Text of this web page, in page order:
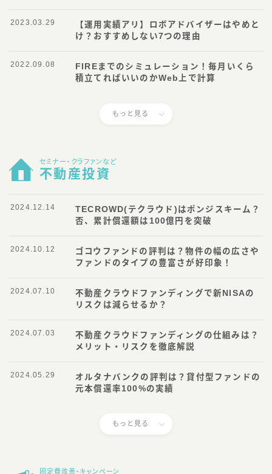
【運用実績アリ】ロボアドバイザーはやめと
け？おすすめしない7つの理由
2023.03.29
FIREまでのシミュレーション！毎月いくら
積立てればいいのかWeb上で計算
2022.09.08
もっと見る
セミナー・クラファンなど
不動産投資
TECROWD(テクラウド)はポンジスキーム？
否、累計償還額は100億円を突破
2024.12.14
ゴコウファンドの評判は？物件の幅の広さや
ファンドのタイプの豊富さが好印象！
2024.10.12
不動産クラウドファンディングで新NISAの
リスクは減らせるか？
2024.07.10
不動産クラウドファンディングの仕組みは？
メリット・リスクを徹底解説
2024.07.03
オルタナバンクの評判は？貸付型ファンドの
元本償還率100%の実績
2024.05.29
もっと見る
固定費改善・キャンペーン